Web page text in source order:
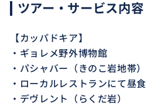
ツアー・サービス内容
【カッパドキア】
・ギョレメ野外博物館
・パシャバー（きのこ岩地帯）
・ローカルレストランにて昼食
・デヴレント（らくだ岩）